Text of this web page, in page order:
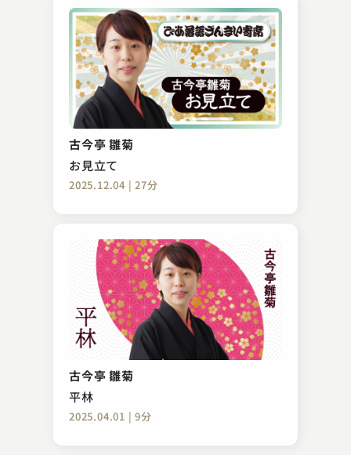
古今亭 雛菊
お見立て
2025.12.04 | 27分
古今亭 雛菊
平林
2025.04.01 | 9分
古今亭 志ん彌
粗忽長屋
2024.08.23 | 16分
古今亭 菊千代
ふぐ鍋
2023.11.11 | 19分